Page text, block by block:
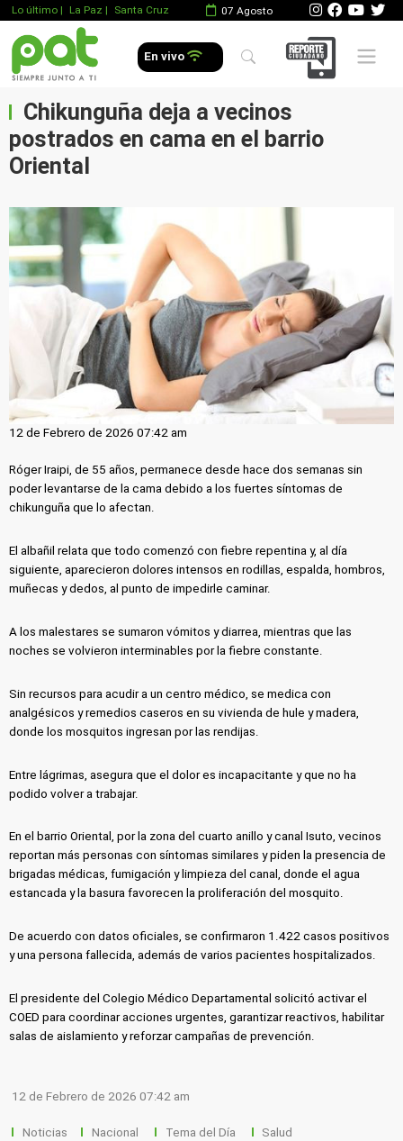
Lo último | La Paz | Santa Cruz 07 Agosto
En vivo Mobile
Chikunguña deja a vecinos
postrados en cama en el barrio
Oriental
12 de Febrero de 2026 07:42 am
Róger Iraipi, de 55 años, permanece desde hace dos semanas sin
poder levantarse de la cama debido a los fuertes síntomas de
chikunguña que lo afectan.
El albañil relata que todo comenzó con fiebre repentina y, al día
siguiente, aparecieron dolores intensos en rodillas, espalda, hombros,
muñecas y dedos, al punto de impedirle caminar.
A los malestares se sumaron vómitos y diarrea, mientras que las
noches se volvieron interminables por la fiebre constante.
Sin recursos para acudir a un centro médico, se medica con
analgésicos y remedios caseros en su vivienda de hule y madera,
donde los mosquitos ingresan por las rendijas.
Entre lágrimas, asegura que el dolor es incapacitante y que no ha
podido volver a trabajar.
En el barrio Oriental, por la zona del cuarto anillo y canal Isuto, vecinos
reportan más personas con síntomas similares y piden la presencia de
brigadas médicas, fumigación y limpieza del canal, donde el agua
estancada y la basura favorecen la proliferación del mosquito.
De acuerdo con datos oficiales, se confirmaron 1.422 casos positivos
y una persona fallecida, además de varios pacientes hospitalizados.
El presidente del Colegio Médico Departamental solicitó activar el
COED para coordinar acciones urgentes, garantizar reactivos, habilitar
salas de aislamiento y reforzar campañas de prevención.
12 de Febrero de 2026 07:42 am
Noticias Nacional Tema del Día Salud